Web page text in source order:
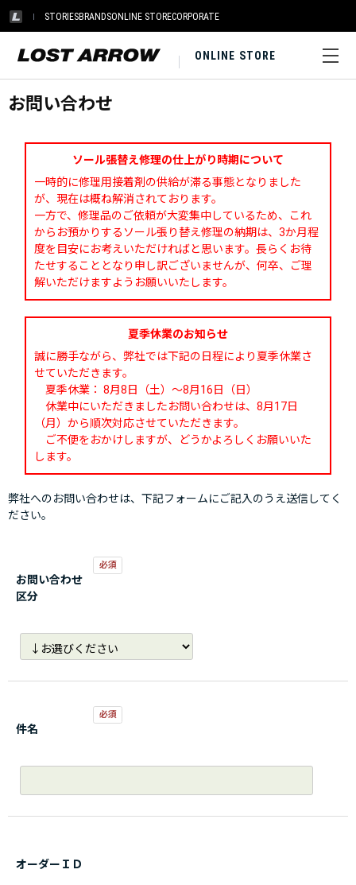
STORIESBRANDSONLINE STORECORPORATE
ONLINE STORE
お問い合わせ
ソール張替え修理の仕上がり時期について
一時的に修理用接着剤の供給が滞る事態となりました
が、現在は概ね解消されております。
一方で、修理品のご依頼が大変集中しているため、これ
からお預かりするソール張り替え修理の納期は、3か月程
度を目安にお考えいただければと思います。長らくお待
たせすることとなり申し訳ございませんが、何卒、ご理
解いただけますようお願いいたします。
夏季休業のお知らせ
誠に勝手ながら、弊社では下記の日程により夏季休業さ
せていただきます。
夏季休業： 8月8日（土）～8月16日（日）
休業中にいただきましたお問い合わせは、8月17日
（月）から順次対応させていただきます。
ご不便をおかけしますが、どうかよろしくお願いいた
します。
弊社へのお問い合わせは、下記フォームにご記入のうえ送信してく
ださい。
お問い合わせ
区分
件名
オーダーＩＤ